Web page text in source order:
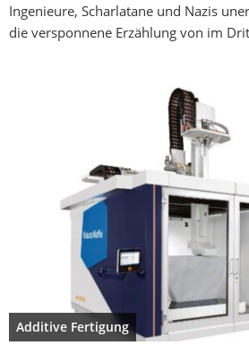
Ingenieure, Scharlatane und Nazis
die versponnene Erzählung von im
Additive Fertigung